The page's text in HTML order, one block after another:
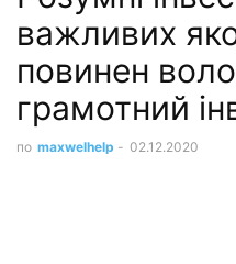
важливих
повинен
грамотний
по maxwelhelp - 02.12.2020